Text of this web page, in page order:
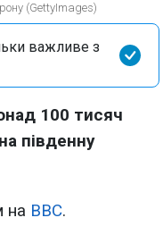
(GettyImages)
важливе з
100 тисяч
південну
на BBC.